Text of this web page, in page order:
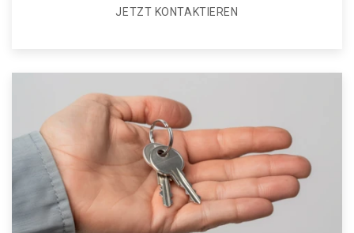
JETZT KONTAKTIEREN